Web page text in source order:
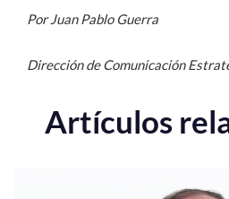
Por Juan Pablo Guerra
Dirección de Comunicación
Artículos